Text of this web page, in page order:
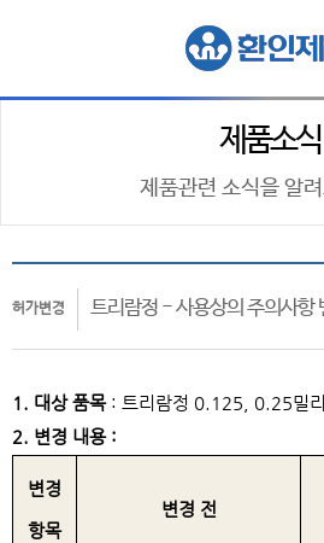
제품소식
제품관련 소식을 알
허가변경 트리람정 - 사용상의 주의사항
1. 대상 품목 : 트리람정 0.125, 0.25밀
2. 변경 내용 :
변경
항목
변경 전